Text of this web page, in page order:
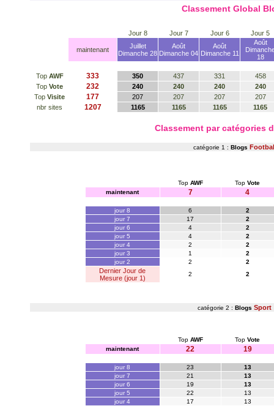
Classement Global
Jour 8 Jour 7 Jour 6 Jour 5
maintenant
Juillet
Dimanche 28
Août
Dimanche 04
Août
Dimanche 11
Août
18
Top AWF 333 350 437 331
458
Top Vote 232 240 240 240
240
Top Visite 177 207 207 207
207
nbr sites
1207 1165 1165 1165 1165
Classement par catégories
catégorie 1 : Blogs
Top AWF Top Vote
maintenant
7 4
jour 8 6
2
jour 7
17
2
jour 6
4
2
jour 5
4
2
jour 4
2
2
jour 3
1
2
jour 2
2 2
Dernier Jour de
Mesure (jour 1)
2 2
catégorie 2 : Blogs Sport
Top AWF Top Vote
maintenant
22 19
jour 8 23
13
jour 7
21
13
jour 6
19
13
jour 5
22
13
jour 4
17
13